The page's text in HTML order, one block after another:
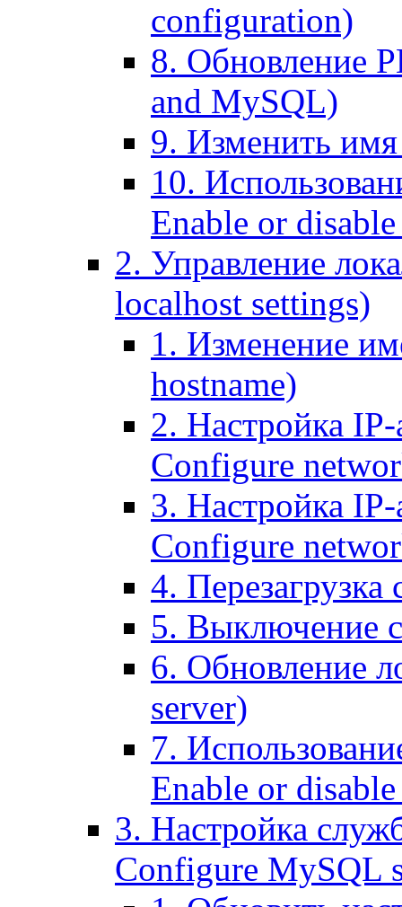
configuration)
8. Обновление
and MySQL)
9. Изменить имя
10.
Enable or
2. Управление
localhost settings)
1. Изменение
hostname)
2. Настройка IP-
Configure
3. Настройка
Configure
4. Перезагрузка
5. Выключение
6. Обновление
server)
7.
Enable or
3. Настройка
Configure MySQL